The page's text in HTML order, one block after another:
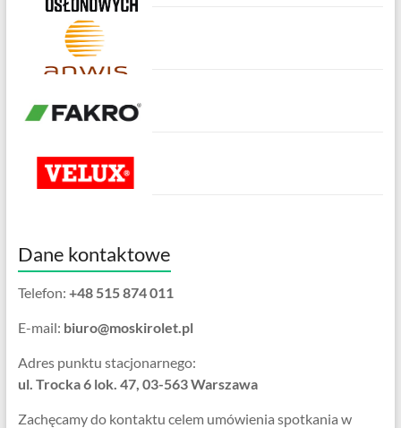
Dane kontaktowe
Telefon: +48 515 874 011
E-mail: biuro@moskirolet.pl
Adres punktu stacjonarnego:
ul. Trocka 6 lok. 47, 03-563 Warszawa
Zachęcamy do kontaktu celem umówienia spotkania w